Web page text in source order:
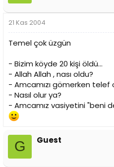
21 Kas 2004
Temel çok üzgün
- Bizim köyde 20 kişi öldü...
- Allah Allah , nası oldu?
- Amcamızı gömerken telef
- Nasıl olur ya?
- Amcamız vasiyetini "beni
G Guest